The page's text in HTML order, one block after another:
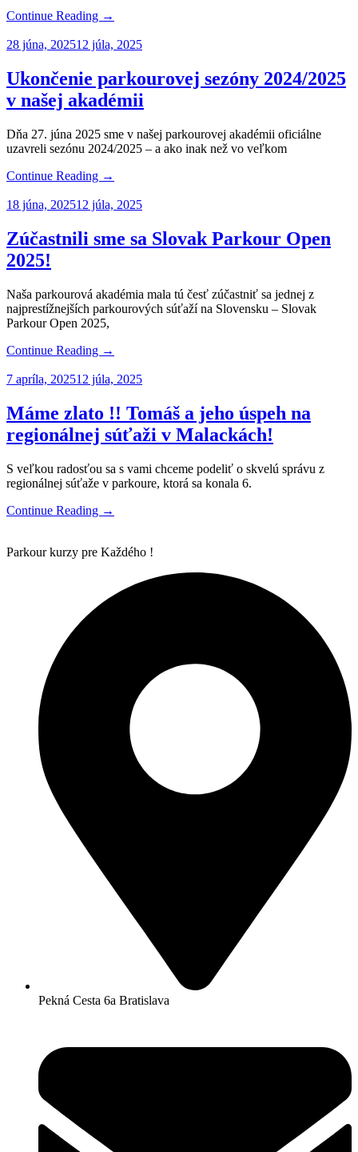
Continue Reading →
28 júna, 202512 júla, 2025
Ukončenie parkourovej sezóny 2024/2025
v našej akadémii
Dňa 27. júna 2025 sme v našej parkourovej akadémii oficiálne
uzavreli sezónu 2024/2025 – a ako inak než vo veľkom
Continue Reading →
18 júna, 202512 júla, 2025
Zúčastnili sme sa Slovak Parkour Open
2025!
Naša parkourová akadémia mala tú česť zúčastniť sa jednej z
najprestížnejších parkourových súťaží na Slovensku – Slovak
Parkour Open 2025,
Continue Reading →
7 apríla, 202512 júla, 2025
Máme zlato !! Tomáš a jeho úspeh na
regionálnej súťaži v Malackách!
S veľkou radosťou sa s vami chceme podeliť o skvelú správu z
regionálnej súťaže v parkoure, ktorá sa konala 6.
Continue Reading →
Parkour kurzy pre Každého !
Pekná Cesta 6a Bratislava